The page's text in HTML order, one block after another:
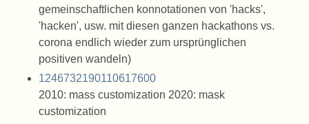
gemeinschaftlichen konnotationen von 'hacks',
'hacken', usw. mit diesen ganzen hackathons vs.
corona endlich wieder zum ursprünglichen
positiven wandeln)
1246732190110617600
2010: mass customization 2020: mask
customization